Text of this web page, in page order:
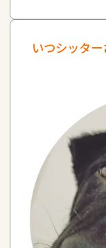
いつシッタ